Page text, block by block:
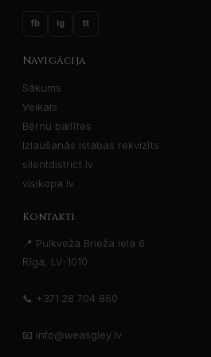
fb ig tt
Navigācija
Sākums
Veikals
Bērnu ballītes
Izlaušanās istabas rekvizīts
silentdistrict.lv
visikopa.lv
Kontakti
📍 Pulkveža Brieža iela 6
Rīga, LV-1010
📞 +371 28 704 860
📧 info@weasgley.lv